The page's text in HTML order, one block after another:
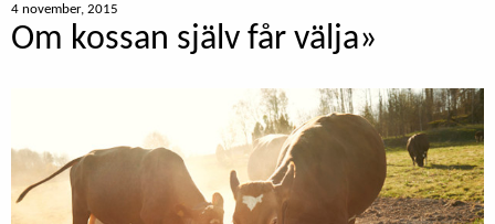
4 november, 2015
Om kossan själv får välja»